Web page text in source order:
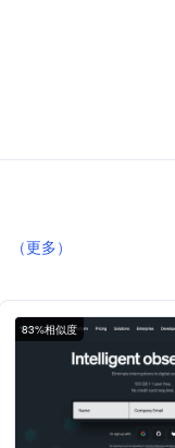
（更多）
83%相似度